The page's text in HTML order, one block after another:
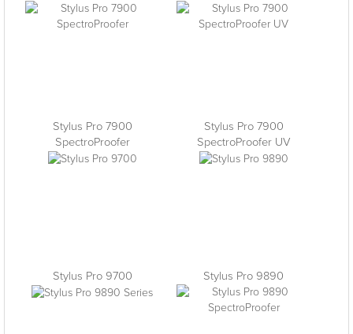
Stylus Pro 7900
SpectroProofer
Stylus Pro 7900
SpectroProofer UV
Stylus Pro 9700 Stylus Pro 9890